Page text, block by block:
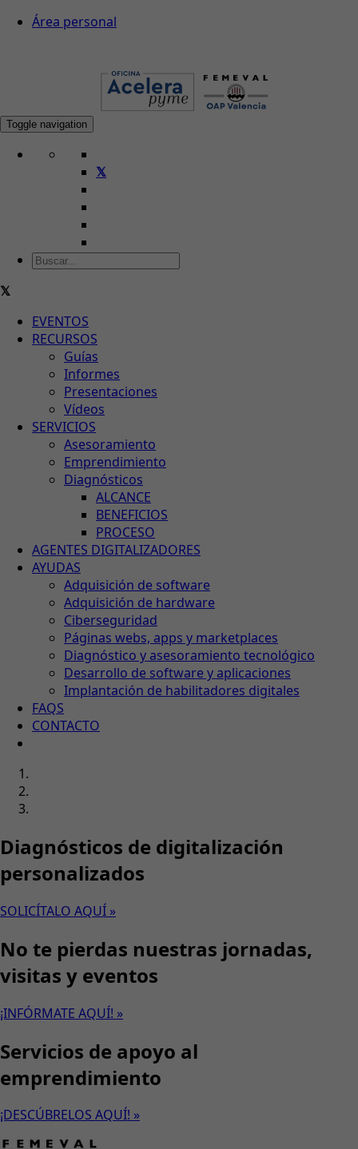
Área personal
Toggle navigation
EVENTOS
RECURSOS
Guías
Informes
Presentaciones
Vídeos
SERVICIOS
Asesoramiento
Emprendimiento
Diagnósticos
ALCANCE
BENEFICIOS
PROCESO
AGENTES DIGITALIZADORES
AYUDAS
Adquisición de software
Adquisición de hardware
Ciberseguridad
Páginas webs, apps y marketplaces
Diagnóstico y asesoramiento tecnológico
Desarrollo de software y aplicaciones
Implantación de habilitadores digitales
FAQS
CONTACTO
Diagnósticos de digitalización
personalizados
SOLICÍTALO AQUÍ »
No te pierdas nuestras jornadas,
visitas y eventos
¡INFÓRMATE AQUÍ! »
Servicios de apoyo al
emprendimiento
¡DESCÚBRELOS AQUÍ! »